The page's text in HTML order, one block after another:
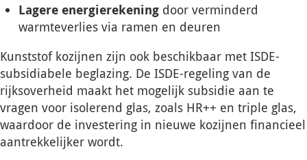
Lagere energierekening door verminderd
warmteverlies via ramen en deuren
Kunststof kozijnen zijn ook beschikbaar met ISDE-
subsidiabele beglazing. De ISDE-regeling van de
rijksoverheid maakt het mogelijk subsidie aan te
vragen voor isolerend glas, zoals HR++ en triple glas,
waardoor de investering in nieuwe kozijnen financieel
aantrekkelijker wordt.